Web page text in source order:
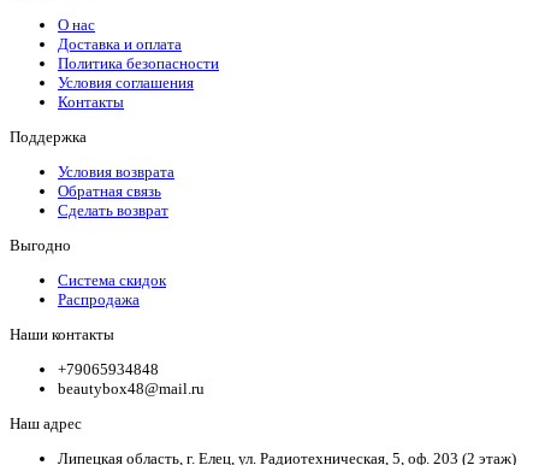
О нас
Доставка и оплата
Политика безопасности
Условия соглашения
Контакты
Поддержка
Условия возврата
Обратная связь
Сделать возврат
Выгодно
Система скидок
Распродажа
Наши контакты
+79065934848
beautybox48@mail.ru
Наш адрес
Липецкая область, г. Елец, ул. Радиотехническая, 5, оф. 203 (2 этаж)